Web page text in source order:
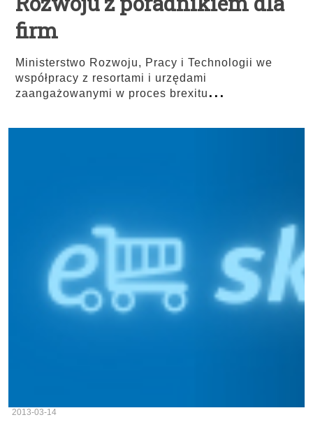
firm
Ministerstwo Rozwoju, Pracy i Technologii we
współpracy z resortami i urzędami
zaangażowanymi w proces brexitu ...
2013-03-14